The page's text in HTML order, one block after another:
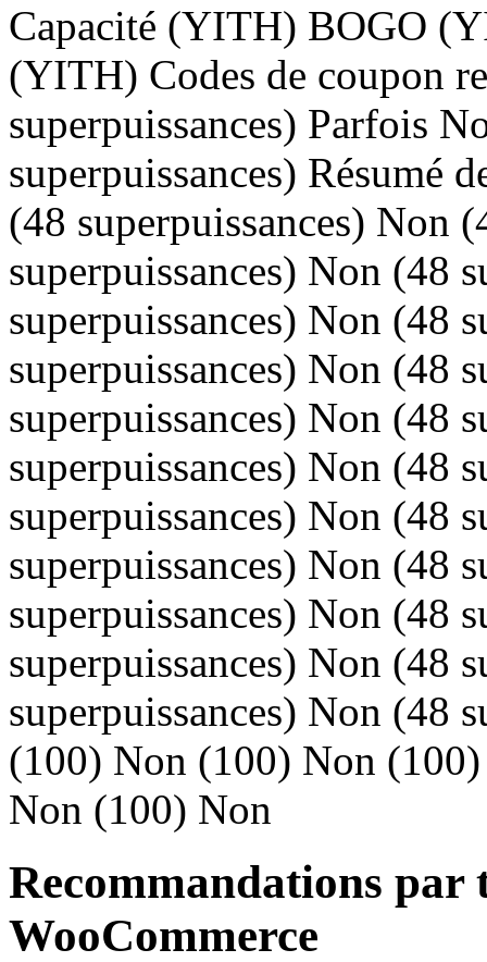
Capacité (YITH) BOGO
(YITH) Codes de coupon
superpuissances) Parfois
superpuissances) Résumé
(48 superpuissances) Non
superpuissances) Non (48
superpuissances) Non (48
superpuissances) Non (48
superpuissances) Non (48
superpuissances) Non (48
superpuissances) Non (48
superpuissances) Non (48
superpuissances) Non (48
superpuissances) Non (48
superpuissances) Non (48
(100) Non (100) Non
Non (100) Non
Recommandations par
WooCommerce